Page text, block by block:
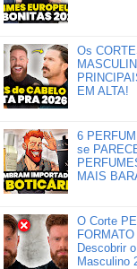
Os
EM ALTA!
6
se
MAIS
O Corte
Descobrir
Masculino